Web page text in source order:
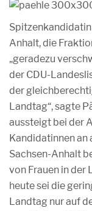
Anhalt, die
„geradezu
der CDU-
der
Landtag“, sagte
aussteigt bei der
Kandidatinnen an
Sachsen-Anhalt
von Frauen in der
heute sei die
Landtag nur auf